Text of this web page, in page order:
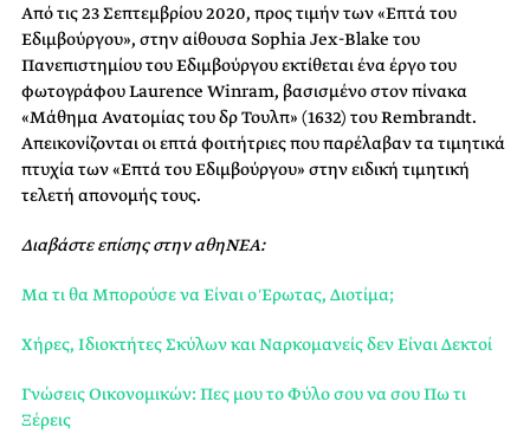
Από τις 23 Σεπτεμβρίου 2020, προς τιμήν των «Επτά του
Εδιμβούργου», στην αίθουσα Sophia Jex-Blake του
Πανεπιστημίου του Εδιμβούργου εκτίθεται ένα έργο του
φωτογράφου Laurence Winram, βασισμένο στον πίνακα
«Μάθημα Ανατομίας του δρ Τουλπ» (1632) του Rembrandt.
Απεικονίζονται οι επτά φοιτήτριες που παρέλαβαν τα τιμητικά
πτυχία των «Επτά του Εδιμβούργου» στην ειδική τιμητική
τελετή απονομής τους.
Διαβάστε επίσης στην αθηΝΕΑ:
Μα τι θα Μπορούσε να Είναι ο Έρωτας, Διοτίμα;
Χήρες, Ιδιοκτήτες Σκύλων και Ναρκομανείς δεν Είναι Δεκτοί
Γνώσεις Οικονομικών: Πες μου το Φύλο σου να σου Πω τι
Ξέρεις